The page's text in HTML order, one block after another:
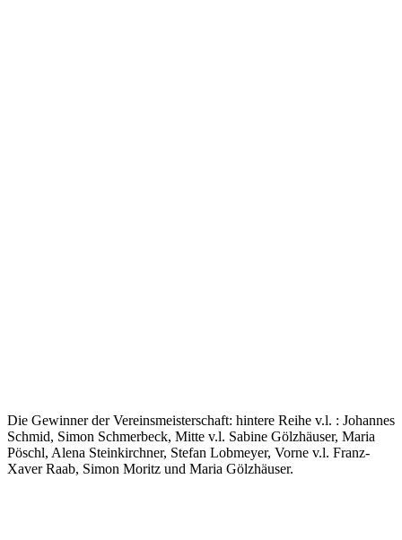
Die Gewinner der Vereinsmeisterschaft: hintere Reihe v.l. : Johannes
Schmid, Simon Schmerbeck, Mitte v.l. Sabine Gölzhäuser, Maria
Pöschl, Alena Steinkirchner, Stefan Lobmeyer, Vorne v.l. Franz-
Xaver Raab, Simon Moritz und Maria Gölzhäuser.